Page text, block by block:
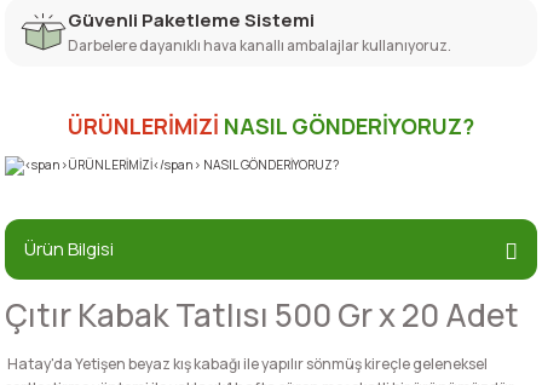
Güvenli Paketleme Sistemi
Darbelere dayanıklı hava kanallı ambalajlar kullanıyoruz.
ÜRÜNLERİMİZİ NASIL GÖNDERİYORUZ?
Ürün Bilgisi
Çıtır Kabak Tatlısı 500 Gr x 20 Adet
Hatay'da Yetişen beyaz kış kabağı ile yapılır sönmüş kireçle geleneksel